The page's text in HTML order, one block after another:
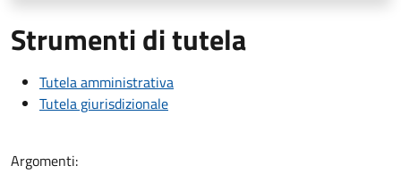
Strumenti di tutela
Tutela amministrativa
Tutela giurisdizionale
Argomenti: